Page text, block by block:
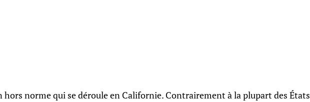
hors norme qui se déroule en Californie. Contrairement à la plupart des États